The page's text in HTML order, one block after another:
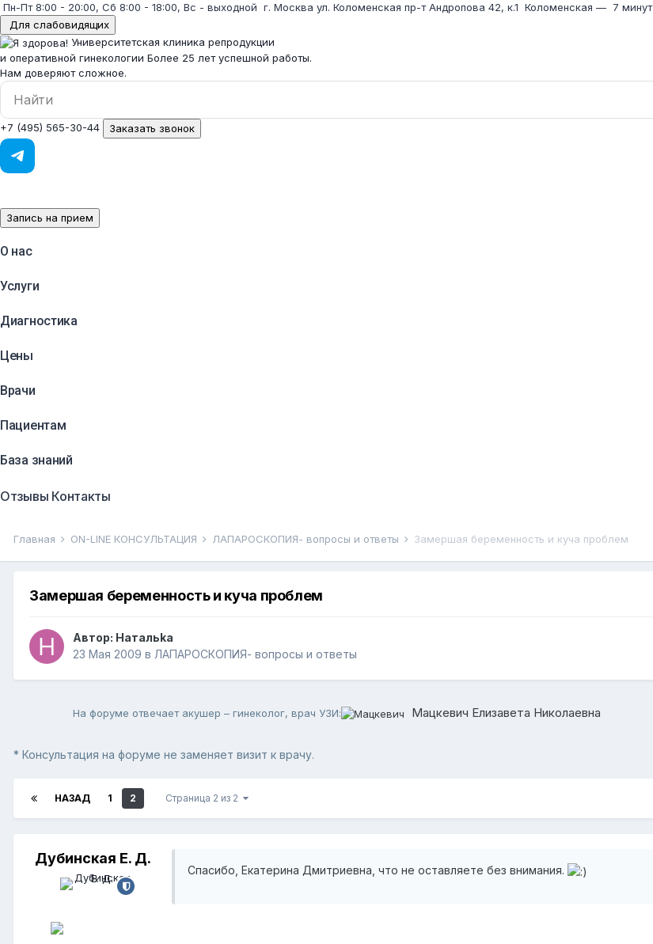
Пн-Пт 8:00 - 20:00, Сб 8:00 - 18:00, Вс - выходной г. Москва ул. Коломенская пр-т Андропова 42, к.1 Коломенская — 7 минут
Для слабовидящих
Университетская клиника репродукции
и оперативной гинекологии Более 25 лет успешной работы.
Нам доверяют сложное.
+7 (495) 565-30-44 Заказать звонок
Запись на прием
О нас
Услуги
Диагностика
Цены
Врачи
Пациентам
База знаний
Отзывы Контакты
Главная ON-LINE КОНСУЛЬТАЦИЯ ЛАПАРОСКОПИЯ- вопросы и ответы Замершая беременность и куча проблем
Замершая беременность и куча проблем
Автор: Натальkа
23 Мая 2009 в ЛАПАРОСКОПИЯ- вопросы и ответы
На форуме отвечает акушер – гинеколог, врач УЗИ: Мацкевич Елизавета Николаевна
* Консультация на форуме не заменяет визит к врачу.
НАЗАД 1 2 Страница 2 из 2
Дубинская Е. Д.
Спасибо, Екатерина Дмитриевна, что не оставляете без внимания.